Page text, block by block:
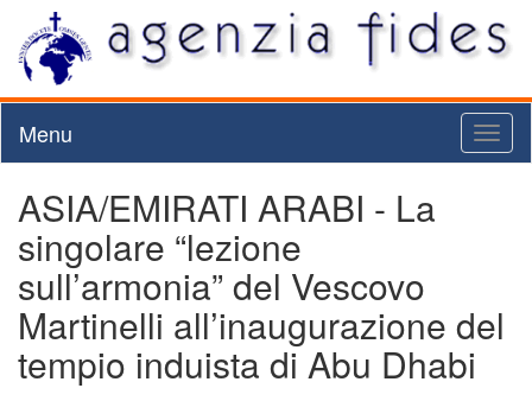
Menu
ASIA/EMIRATI ARABI - La
singolare “lezione
sull’armonia” del Vescovo
Martinelli all’inaugurazione del
tempio induista di Abu Dhabi